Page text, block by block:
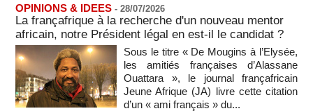
07/08/2026 -
Bénin: Patrice Talon élu président du Sénat, moins de trois
mois après son départ du pouvoir
07/08/2026 -
Mali-Algérie : le PM Maïga affirme qu’il n’y a « aucune
rupture diplomatique » entre les 2 pays
07/08/2026 -
OPINIONS & IDEES - 28/07/2026
La françafrique à la recherche d'un nouveau mentor
africain, notre Président légal en est-il le candidat ?
Sous le titre « De Mougins à l’Elysée,
les amitiés françaises d’Alassane
Ouattara », le journal françafricain
Jeune Afrique (JA) livre cette citation
d’un « ami français » du...